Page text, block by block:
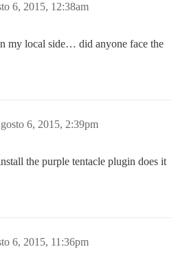
6, 2015, 12:38am
my local side… did anyone face the
6, 2015, 2:39pm
the purple tentacle plugin does it
6, 2015, 11:36pm